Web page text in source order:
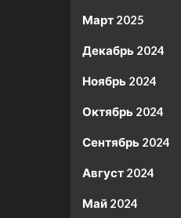
Март 2025
Декабрь 2024
Ноябрь 2024
Октябрь 2024
Сентябрь 2024
Август 2024
Май 2024